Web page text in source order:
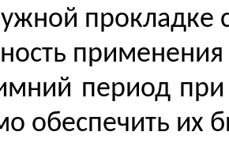
прокладке
применения
период при
обеспечить их